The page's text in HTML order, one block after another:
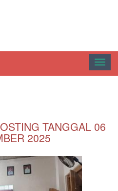
TANGGAL 06
2025